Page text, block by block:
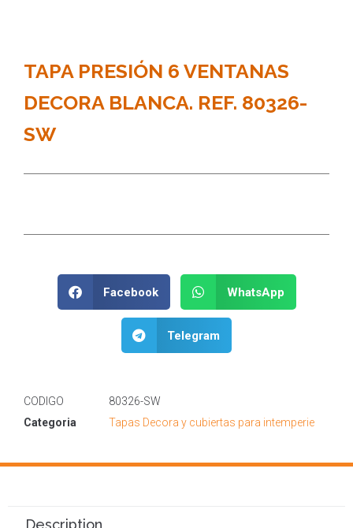
TAPA PRESIÓN 6 VENTANAS
DECORA BLANCA. REF. 80326-
SW
Facebook WhatsApp
Telegram
CODIGO
80326-SW
Categoria
Tapas Decora y cubiertas para intemperie